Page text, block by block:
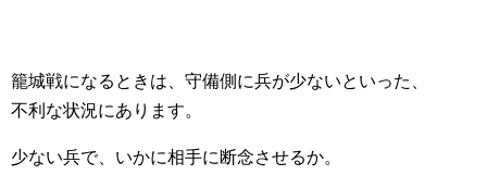
籠城戦になるときは、守備側に兵が少ないといった、
不利な状況にあります。
少ない兵で、いかに相手に断念させるか。